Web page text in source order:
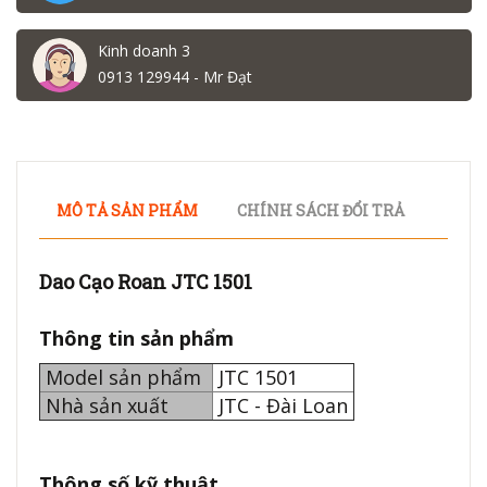
Kinh doanh 3
0913 129944 - Mr Đạt
MÔ TẢ SẢN PHẨM CHÍNH SÁCH ĐỔI TRẢ
Dao Cạo Roan JTC 1501
Thông tin sản phẩm
Model sản phẩm
JTC 1501
Nhà sản xuất
JTC - Đài Loan